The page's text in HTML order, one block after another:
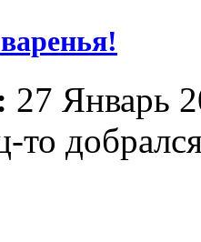
27 Январь